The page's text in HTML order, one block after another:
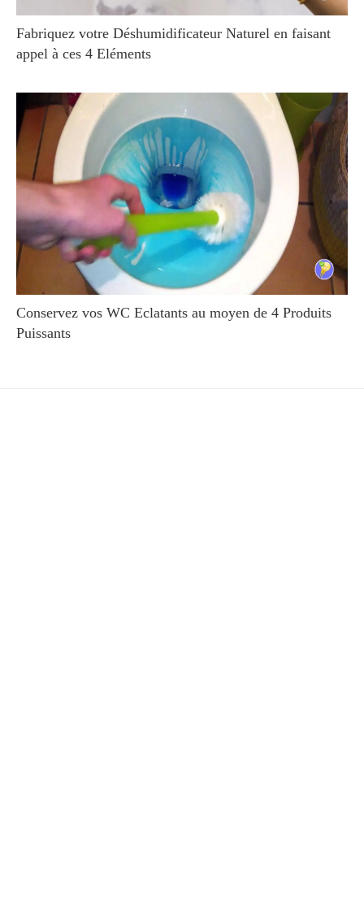
Fabriquez votre Déshumidificateur Naturel en faisant
appel à ces 4 Eléments
Conservez vos WC Eclatants au moyen de 4 Produits
Puissants